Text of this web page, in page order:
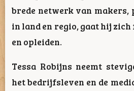
brede netwerk van makers,
in land en regio, gaat hij
en opleiden.
Tessa Robijns neemt
het bedrijfsleven en de